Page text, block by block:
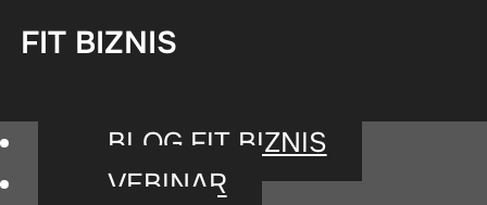
FIT BIZNIS
BLOG FIT BIZNIS
VEBINAR